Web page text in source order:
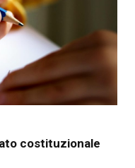
costituzionale